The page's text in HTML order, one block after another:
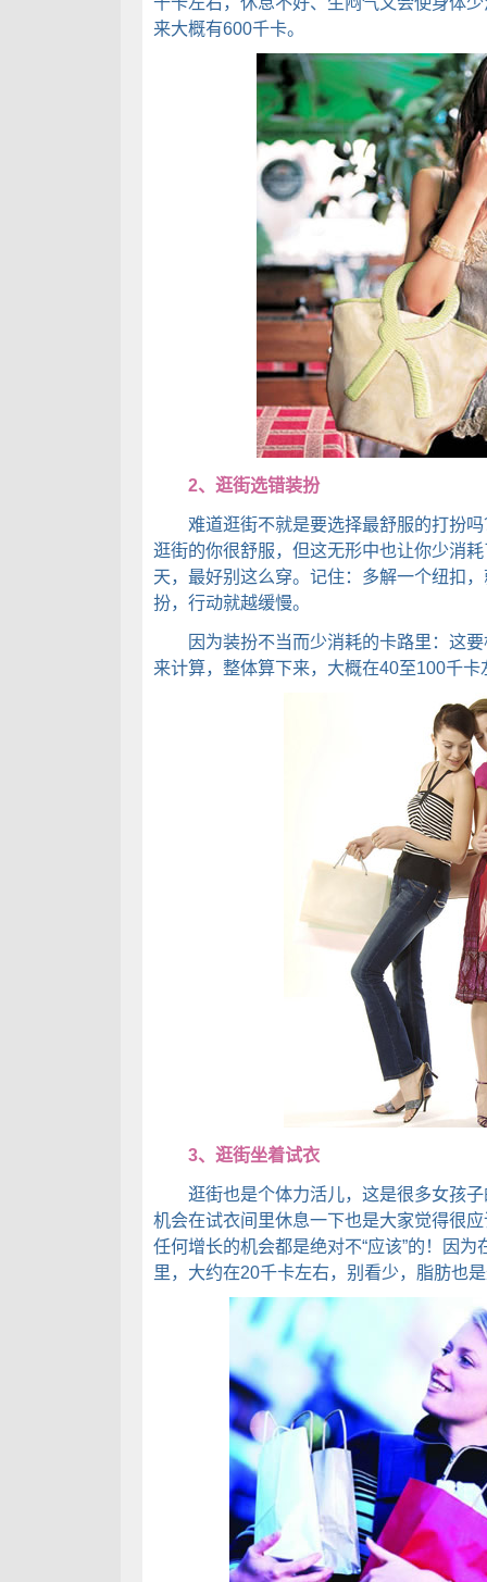
来大概有600千卡。
2、逛街选错装扮
难道逛街不就是要选择最舒服的打扮吗
逛街的你很舒服，但这无形中也让你少消
天，最好别这么穿。记住：多解一个纽扣
扮，行动就越缓慢。
因为装扮不当而少消耗的卡路里：这要
来计算，整体算下来，大概在40至100千卡
3、逛街坐着试衣
逛街也是个体力活儿，这是很多女孩子
机会在试衣间里休息一下也是大家觉得很
任何增长的机会都是绝对不“应该”的！因
里，大约在20千卡左右，别看少，脂肪也